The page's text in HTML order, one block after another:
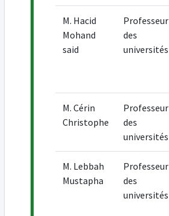
M. Hacid
Mohand
said
Professeur
des
universités
M. Cérin
Christophe
Professeur
des
universités
M. Lebbah
Mustapha
Professeur
des
universités